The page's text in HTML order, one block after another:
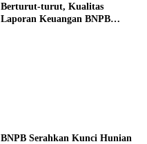
Berturut-turut, Kualitas
Laporan Keuangan BNPB
BNPB Serahkan Kunci Hunian